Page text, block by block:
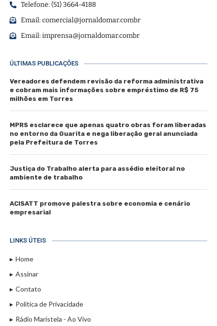
Telefone: (51) 3664-4188
Email:comercial@jornaldomar.combr
Email:imprensa@jornaldomar.combr
ÚLTIMAS PUBLICAÇÕES
Vereadores defendem revisão da reforma administrativa
e cobram mais informações sobre empréstimo de R$ 75
milhões em Torres
MPRS esclarece que apenas quatro obras foram liberadas
no entorno da Guarita e nega liberação geral anunciada
pela Prefeitura de Torres
Justiça do Trabalho alerta para assédio eleitoral no
ambiente de trabalho
ACISATT promove palestra sobre economia e cenário
empresarial
LINKS ÚTEIS
Home
Assinar
Contato
Política de Privacidade
Rádio Maristela - Ao Vivo